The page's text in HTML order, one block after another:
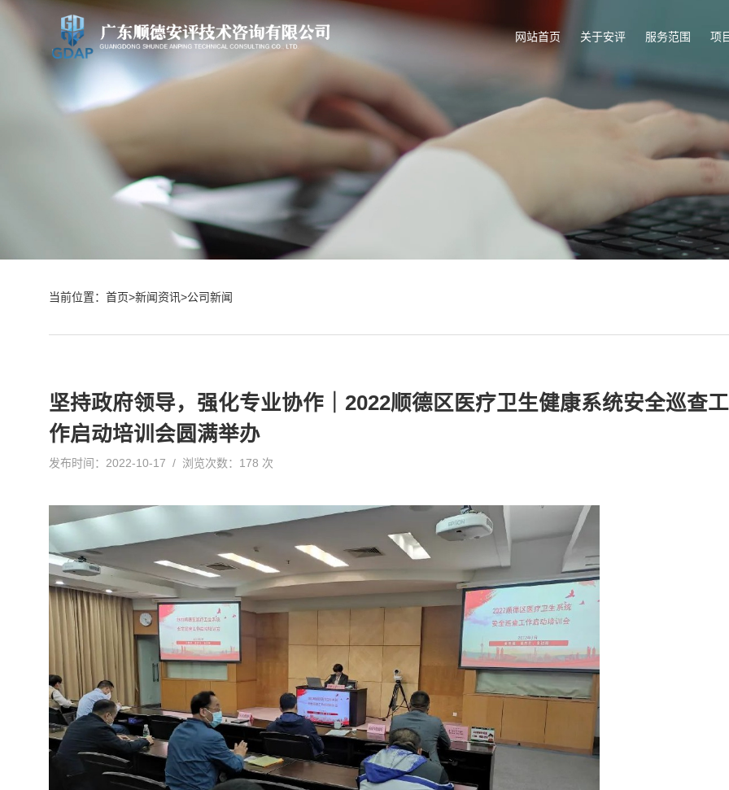
网站首页 关于安评 服务范围 项
当前位置： 首页>新闻资讯>公司新闻
坚持政府领导，强化专业协作｜2022顺德区医疗卫生健康系统安全巡查工
作启动培训会圆满举办
发布时间：2022-10-17 / 浏览次数：178 次